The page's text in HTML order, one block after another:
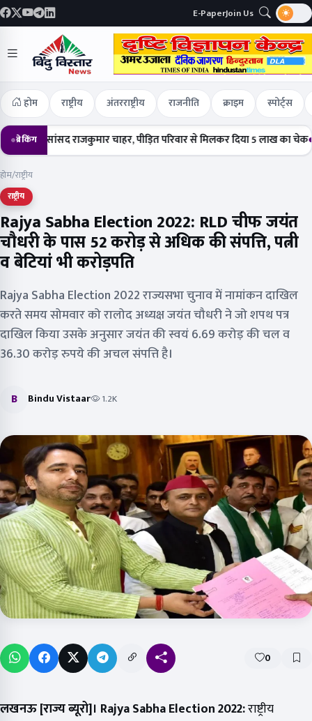
E-PaperJoin Us
होम राष्ट्रीय अंतरराष्ट्रीय राजनीति क्राइम स्पोर्ट्स
ब्रेकिंग
सांसद राजकुमार चाहर, पीड़ित परिवार से मिलकर दिया 5 लाख का चेक
होम/राष्ट्रीय
राष्ट्रीय
Rajya Sabha Election 2022: RLD चीफ जयंत
चौधरी के पास 52 करोड़ से अधिक की संपत्ति, पत्नी
व बेटियां भी करोड़पति
Rajya Sabha Election 2022 राज्यसभा चुनाव में नामांकन दाखिल
करते समय सोमवार को रालोद अध्यक्ष जयंत चौधरी ने जो शपथ पत्र
दाखिल किया उसके अनुसार जयंत की स्वयं 6.69 करोड़ की चल व
36.30 करोड़ रुपये की अचल संपत्ति है।
B Bindu Vistaar 1.2K
0
लखनऊ [राज्य ब्यूरो]। Rajya Sabha Election 2022:राष्ट्रीय